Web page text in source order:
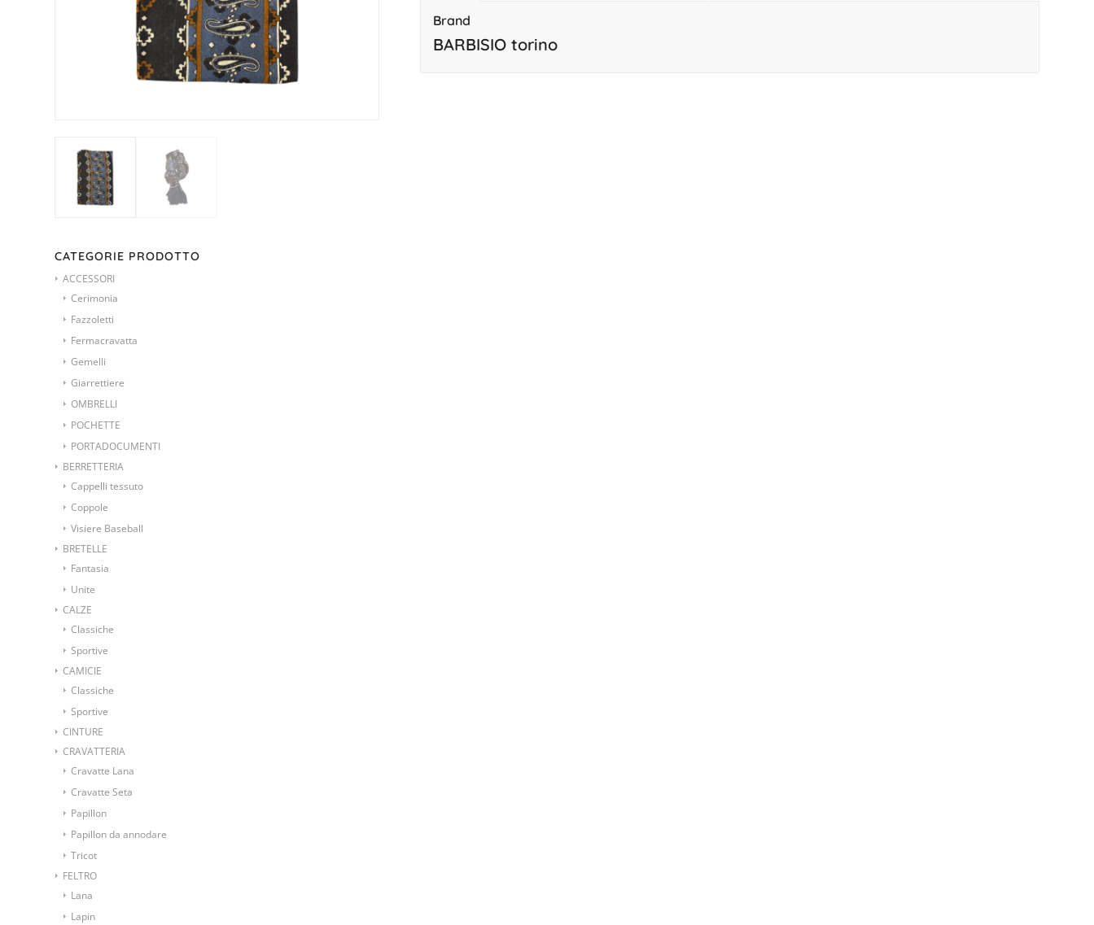
CATEGORIE PRODOTTO
ACCESSORI
Cerimonia
Fazzoletti
Fermacravatta
Gemelli
Giarrettiere
OMBRELLI
POCHETTE
PORTADOCUMENTI
BERRETTERIA
Cappelli tessuto
Coppole
Visiere Baseball
BRETELLE
Fantasia
Unite
CALZE
Classiche
Sportive
CAMICIE
Classiche
Sportive
CINTURE
CRAVATTERIA
Cravatte Lana
Cravatte Seta
Papillon
Papillon da annodare
Tricot
FELTRO
Lana
Lapin
Brand
BARBISIO torino